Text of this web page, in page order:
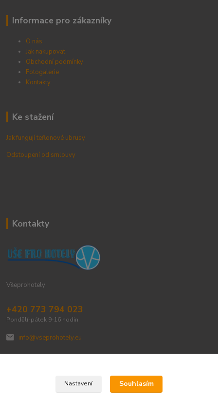
Informace pro zákazníky
O nás
Jak nakupovat
Obchodní podmínky
Fotogalerie
Kontakty
Ke stažení
Jak fungují teflonové ubrusy
Odstoupení od smlouvy
Kontakty
Všeprohotely
+420 773 794 023
Pondělí-pátek 9-16 hodin
info@vseprohotely.eu
Upravit sběr cookies.
Nastavení Souhlasím